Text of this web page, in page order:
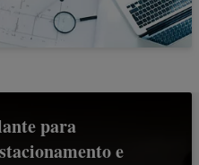
para
e